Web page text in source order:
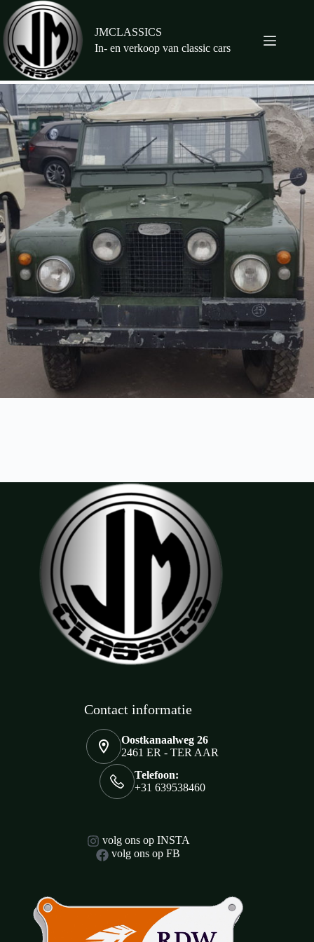
naar
de
inhoud
JMCLASSICS
In- en verkoop van classic cars
Contact informatie
Oostkanaalweg 26
2461 ER - TER AAR
Telefoon:
+31 639538460
volg ons op INSTA
volg ons op FB